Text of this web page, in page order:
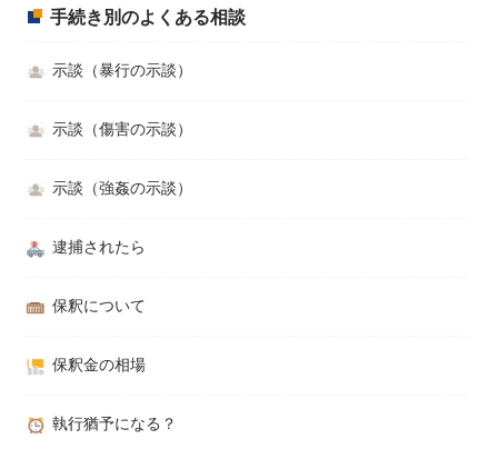
手続き別のよくある相談
示談（暴行の示談）
示談（傷害の示談）
示談（強姦の示談）
逮捕されたら
保釈について
保釈金の相場
執行猶予になる？